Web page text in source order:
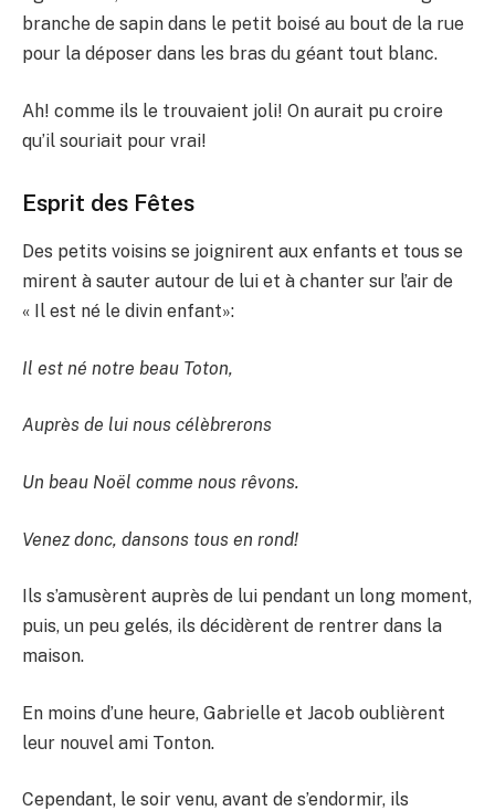
branche de sapin dans le petit boisé au bout de la rue
pour la déposer dans les bras du géant tout blanc.
Ah! comme ils le trouvaient joli! On aurait pu croire
qu’il souriait pour vrai!
Esprit des Fêtes
Des petits voisins se joignirent aux enfants et tous se
mirent à sauter autour de lui et à chanter sur l’air de
« Il est né le divin enfant»:
Il est né notre beau Toton,
Auprès de lui nous célèbrerons
Un beau Noël comme nous rêvons.
Venez donc, dansons tous en rond!
Ils s’amusèrent auprès de lui pendant un long moment,
puis, un peu gelés, ils décidèrent de rentrer dans la
maison.
En moins d’une heure, Gabrielle et Jacob oublièrent
leur nouvel ami Tonton.
Cependant, le soir venu, avant de s’endormir, ils